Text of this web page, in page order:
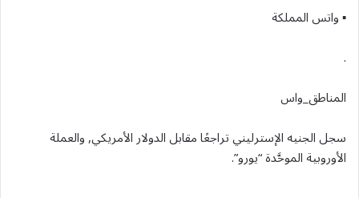
▪︎ واتس المملكة
.
المناطق_واس
سجل الجنيه الإسترليني تراجعًا مقابل الدولار الأمريكي, والعملة
الأوروبية الموحَّدة “يورو”.